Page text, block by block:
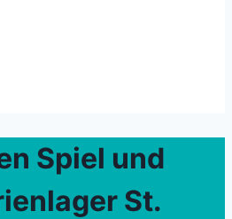
Spiel und
St.